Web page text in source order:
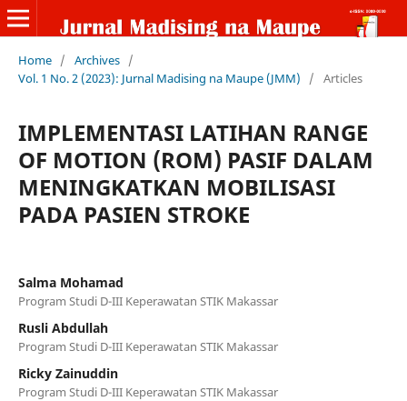
Home / Archives /
Vol. 1 No. 2 (2023): Jurnal Madising na Maupe (JMM)
/ Articles
IMPLEMENTASI LATIHAN RANGE
OF MOTION (ROM) PASIF DALAM
MENINGKATKAN MOBILISASI
PADA PASIEN STROKE
Salma Mohamad
Program Studi D-III Keperawatan STIK Makassar
Rusli Abdullah
Program Studi D-III Keperawatan STIK Makassar
Ricky Zainuddin
Program Studi D-III Keperawatan STIK Makassar